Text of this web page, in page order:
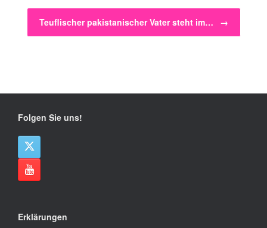
Teuflischer pakistanischer Vater steht im… →
Folgen Sie uns!
Erklärungen